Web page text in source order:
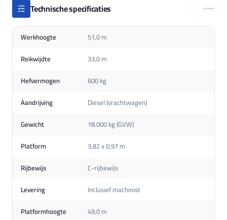
Technische specificaties
Werkhoogte
51,0 m
Reikwijdte
33,0 m
Hefvermogen
600 kg
Aandrijving
Diesel (vrachtwagen)
Gewicht
18.000 kg (GVW)
Platform
3,82 x 0,97 m
Rijbewijs
C-rijbewijs
Levering
Inclusief machinist
Platformhoogte
49,0 m